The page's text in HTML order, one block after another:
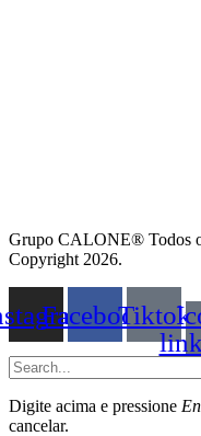
Grupo CALONE® Todos
Copyright 2026.
FacebookTiktok
Digite acima e pressione
cancelar.